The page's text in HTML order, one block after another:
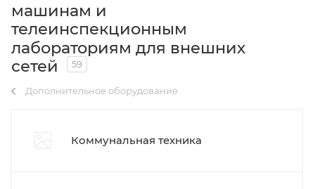
машинам и
телеинспекционным
лабораториям для внешних
сетей
59
Дополнительное оборудование
Коммунальная техника